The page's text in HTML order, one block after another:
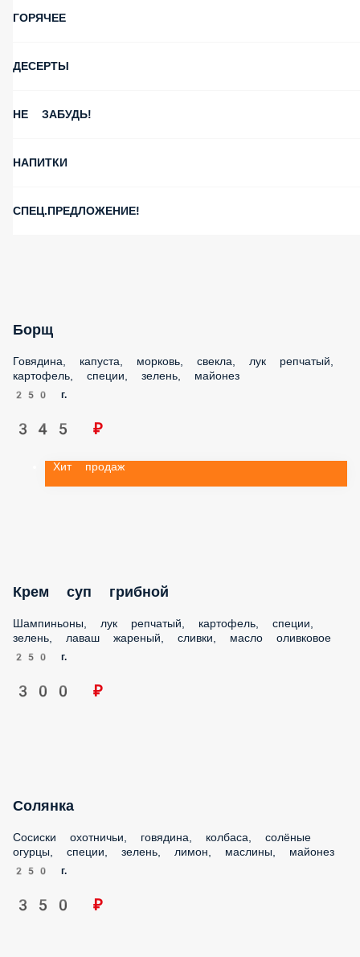
ГОРЯЧЕЕ
ДЕСЕРТЫ
НЕ ЗАБУДЬ!
НАПИТКИ
СПЕЦ.ПРЕДЛОЖЕНИЕ!
Борщ
Говядина, капуста, морковь, свекла, лук репчатый,
картофель, специи, зелень, майонез
250 г.
345 ₽
Хит продаж
Крем суп грибной
Шампиньоны, лук репчатый, картофель, специи, зелень,
лаваш жареный, сливки, масло оливковое
250 г.
300 ₽
Солянка
Сосиски охотничьи, говядина, колбаса, солёные огурцы,
специи, зелень, лимон, маслины, майонез
250 г.
350 ₽